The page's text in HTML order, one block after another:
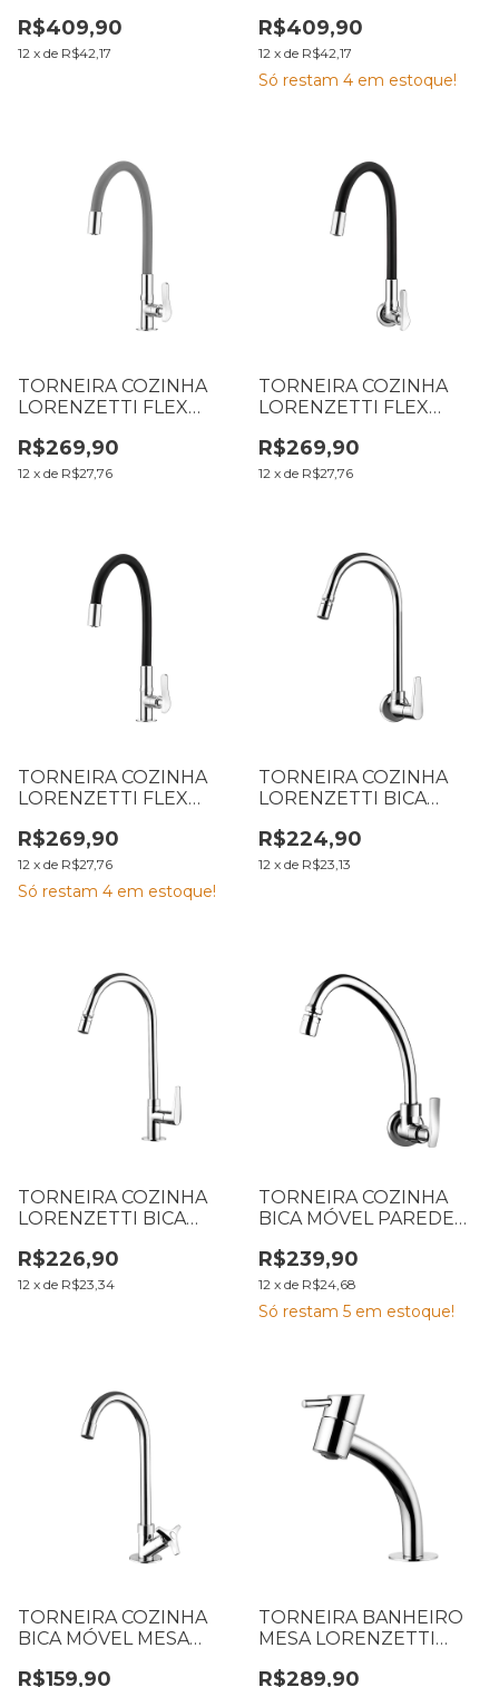
7048648
R$409,90
12 x de R$42,17
7048646
R$409,90
12 x de R$42,17
Só restam 4 em estoque!
TORNEIRA COZINHA
LORENZETTI FLEX
LORENZETTI 1177 G27
7011211
R$269,90
12 x de R$27,76
TORNEIRA COZINHA
LORENZETTI FLEX
7048533
R$269,90
12 x de R$27,76
TORNEIRA COZINHA
LORENZETTI FLEX
7048531
R$269,90
12 x de R$27,76
Só restam 4 em estoque!
TORNEIRA COZINHA
LORENZETTI BICA
LORENZETTI 1168 C32
JOY 7011208
R$224,90
12 x de R$23,13
TORNEIRA COZINHA
LORENZETTI BICA
JOY 7011206
R$226,90
12 x de R$23,34
TORNEIRA COZINHA
BICA MÓVEL PAREDE
ONE 7011183
R$239,90
12 x de R$24,68
Só restam 5 em estoque!
TORNEIRA COZINHA
BICA MÓVEL MESA
WAY 7011200
R$159,90
TORNEIRA BANHEIRO
MESA LORENZETTI
C42 PARA CUBA DE
R$289,90